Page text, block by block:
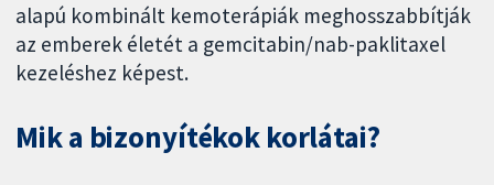
alapú kombinált kemoterápiák meghosszabbítják
az emberek életét a gemcitabin/nab-paklitaxel
kezeléshez képest.
Mik a bizonyítékok korlátai?